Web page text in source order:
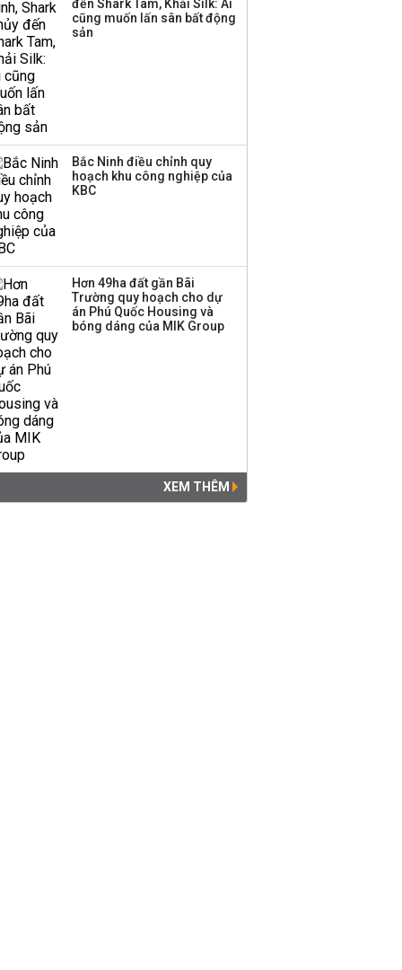
Vụ nổ lớn gần Đại học Cần
đến Shark Tam, Khải Silk: Ai
cũng muốn lấn sân bất động
sản
Bắc Ninh điều chỉnh quy
hoạch khu công nghiệp của
KBC
Hơn 49ha đất gần Bãi
Trường quy hoạch cho dự
án Phú Quốc Housing và
bóng dáng của MIK Group
XEM THÊM